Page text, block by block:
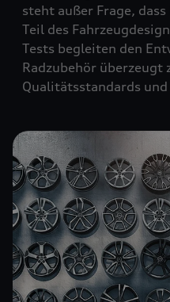
steht außer Frage,
Teil des
Tests begleiten den
Radzubehör überzeugt
Qualitätsstandards